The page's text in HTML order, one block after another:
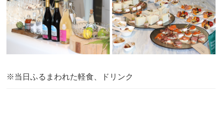
※当日ふるまわれた軽食、ドリンク